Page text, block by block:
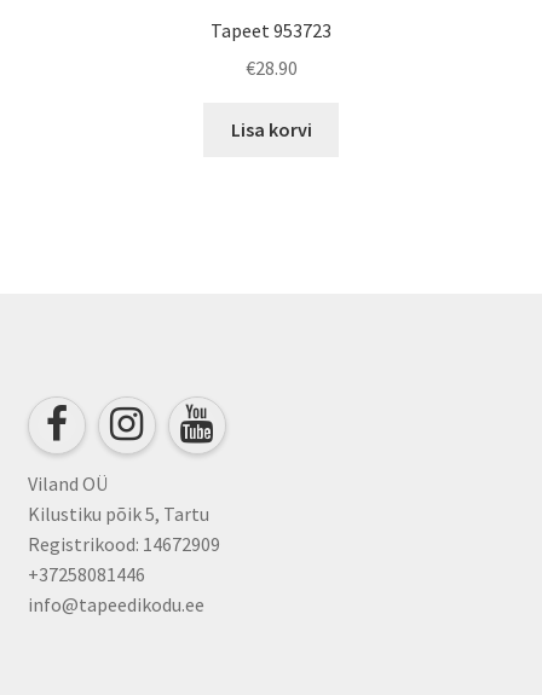
Tapeet 953723
€28.90
Lisa korvi
Viland OÜ
Kilustiku põik 5, Tartu
Registrikood: 14672909
+37258081446
info@tapeedikodu.ee